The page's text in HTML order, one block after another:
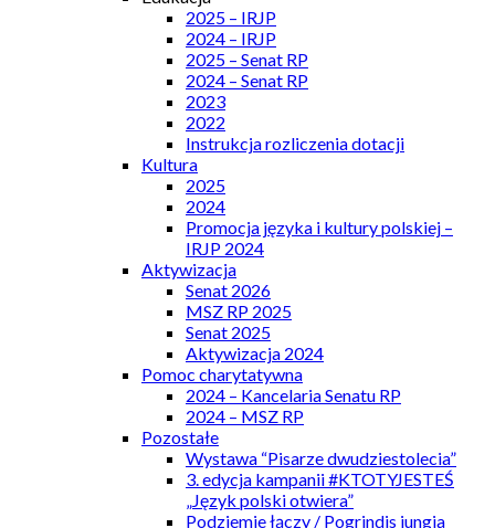
2025 – IRJP
2024 – IRJP
2025 – Senat RP
2024 – Senat RP
2023
2022
Instrukcja rozliczenia dotacji
Kultura
2025
2024
Promocja języka i kultury polskiej –
IRJP 2024
Aktywizacja
Senat 2026
MSZ RP 2025
Senat 2025
Aktywizacja 2024
Pomoc charytatywna
2024 – Kancelaria Senatu RP
2024 – MSZ RP
Pozostałe
Wystawa “Pisarze dwudziestolecia”
3. edycja kampanii #KTOTYJESTEŚ
„Język polski otwiera”
Podziemie łączy / Pogrindis jungia